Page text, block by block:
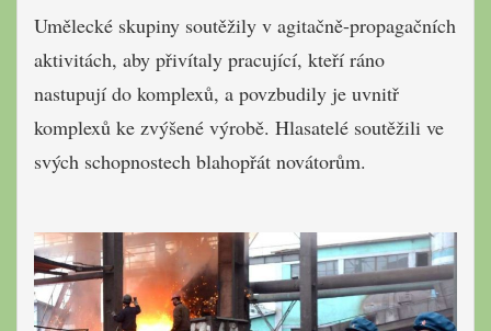
Umělecké skupiny soutěžily v agitačně-propagačních
aktivitách, aby přivítaly pracující, kteří ráno
nastupují do komplexů, a povzbudily je uvnitř
komplexů ke zvýšené výrobě. Hlasatelé soutěžili ve
svých schopnostech blahopřát novátorům.